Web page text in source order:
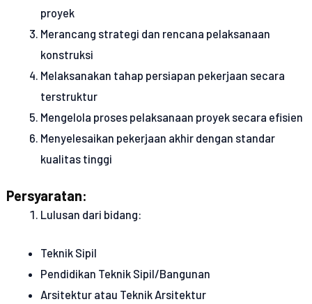
proyek
Merancang strategi dan rencana pelaksanaan
konstruksi
Melaksanakan tahap persiapan pekerjaan secara
terstruktur
Mengelola proses pelaksanaan proyek secara efisien
Menyelesaikan pekerjaan akhir dengan standar
kualitas tinggi
Persyaratan:
Lulusan dari bidang:
Teknik Sipil
Pendidikan Teknik Sipil/Bangunan
Arsitektur atau Teknik Arsitektur